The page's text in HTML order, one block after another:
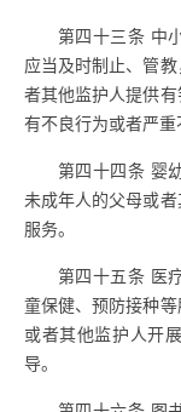
第四十三条 中
应当及时制止、管
者其他监护人提供
有不良行为或者严重
第四十四条 婴
未成年人的父母或
服务。
第四十五条 医
童保健、预防接种
或者其他监护人开
导。